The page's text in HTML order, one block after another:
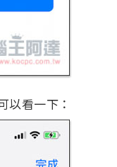
以看一下：